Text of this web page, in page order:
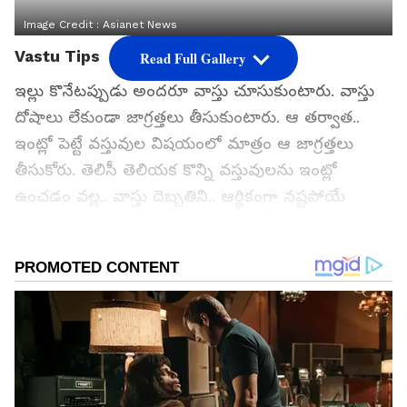
Image Credit :Asianet News
Vastu Tips
ఇల్లు కొనేటప్పుడు అందరూ వాస్తు చూసుకుంటారు. వాస్తు
దోషాలు లేకుండా జాగ్రత్తలు తీసుకుంటారు. ఆ తర్వాత..
ఇంట్లో పెట్టే వస్తువుల విషయంలో మాత్రం ఆ జాగ్రత్తలు
తీసుకోరు. తెలిసీ తెలియక కొన్ని వస్తువులను ఇంట్లో
ఉంచడం వల్ల.. వాస్తు దెబ్బతిని.. ఆర్థికంగా నష్టపోయే
ఖాళీగా ఉంచకూడదు..? వాస్తు ప్రకారం ఏ మార్పులు
చేసుకుంటే.. ఇంట్లో లక్ష్మీ దేవి అడుగుపెడుతుందో ఇప్పుడు
తెలుసుకుందాం...
గూగుల్‌లో ఆసక్తికరమైన సమాచారం కోసం ఏసియానెట్ తెలుగు
ను మీ ఫ్రిఫర్డ్ సోర్స్ గా ఎంచుకోండి
Read Full Gallery